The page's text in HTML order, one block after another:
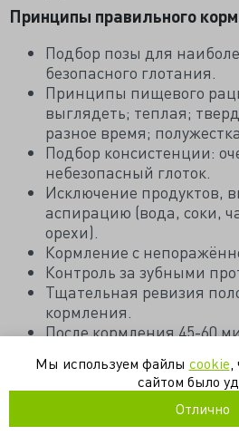
Принципы правильного
Подбор позы для
безопасного глотания.
Принципы пищевого
выглядеть; теплая;
разное время;
Подбор консистенции:
небезопасный глоток.
Исключение продуктов,
аспирацию (вода, соки,
орехи).
Кормление с
Контроль за зубными
Тщательная ревизия
кормления.
После кормления 45-60
При кормлении через
возвышенное положение
Энергетическая
индивидуально: для
Мы используем файлы cookie
сайтом было
Отлично